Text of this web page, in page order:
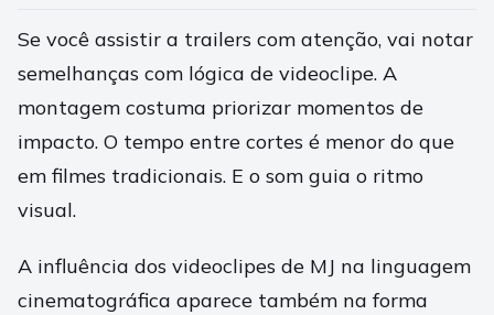
Se você assistir a trailers com atenção, vai notar
semelhanças com lógica de videoclipe. A
montagem costuma priorizar momentos de
impacto. O tempo entre cortes é menor do que
em filmes tradicionais. E o som guia o ritmo
visual.
A influência dos videoclipes de MJ na linguagem
cinematográfica aparece também na forma